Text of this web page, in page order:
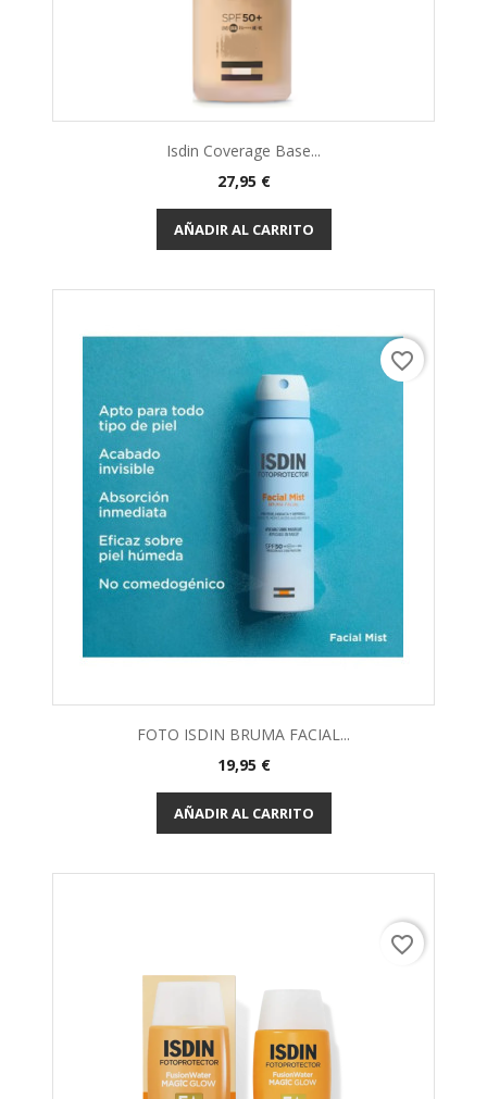
Isdin Coverage Base...
27,95 €
AÑADIR AL CARRITO
FOTO ISDIN BRUMA FACIAL...
19,95 €
AÑADIR AL CARRITO
favorite_border
favorite_border